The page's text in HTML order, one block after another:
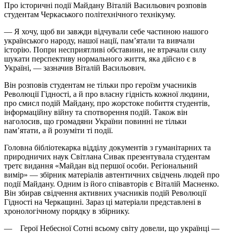
Про історичні події Майдану Віталій Васильович розповів
студентам Черкаського політехнічного технікуму.
— Я хочу, щоб ви завжди відчували себе частиною нашого
українського народу, нашої нації, пам’ятали та вивчали
історію. Попри несприятливі обставини, не втрачали силу
шукати перспективу нормального життя, яка дійсно є в
Україні, — зазначив Віталій Васильович.
Він розповів студентам не тільки про героїзм учасників
Революції Гідності, а й про власну гідність кожної людини,
про смисл подій Майдану, про жорстоке побиття студентів,
інформаційну війну та спотворення подій. Також він
наголосив, що громадяни України повинні не тільки
пам’ятати, а й розуміти ті події.
Головна бібліотекарка відділу документів з гуманітарних та
природничих наук Світлана Сивак презентувала студентам
третє видання «Майдан від першої особи. Регіональний
вимір» — збірник матеріалів автентичних свідчень людей про
події Майдану. Одним із його співавторів є Віталій Масненко.
Він збирав свідчення активних учасників подій Революції
Гідності на Черкащині. Зараз ці матеріали представлені в
хронологічному порядку в збірнику.
— Герої Небесної Сотні всьому світу довели, що українці —